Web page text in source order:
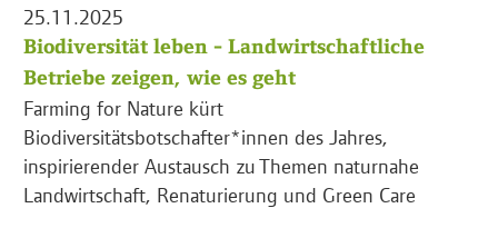
25.11.2025
Biodiversität leben - Landwirtschaftliche
Betriebe zeigen, wie es geht
Farming for Nature kürt
Biodiversitätsbotschafter*innen des Jahres,
inspirierender Austausch zu Themen naturnahe
Landwirtschaft, Renaturierung und Green Care